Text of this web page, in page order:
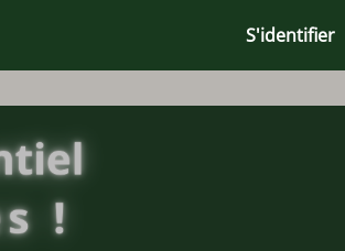
S'identifier